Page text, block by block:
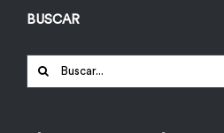
BUSCAR
Buscar: